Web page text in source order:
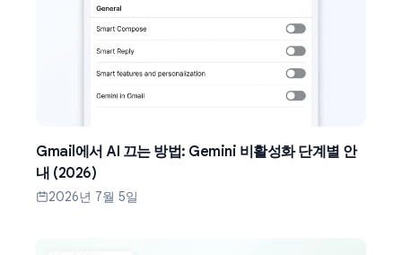
Gmail에서 AI 끄는 방법: Gemini 비활성화 단계별 안
내 (2026)
2026년 7월 5일